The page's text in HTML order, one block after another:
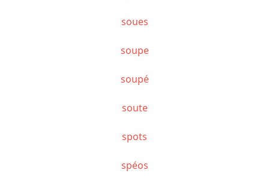
soues
soupe
soupé
soute
spots
spéos